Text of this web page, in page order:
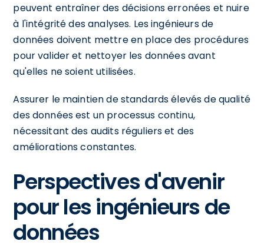
peuvent entraîner des décisions erronées et nuire
à l'intégrité des analyses. Les ingénieurs de
données doivent mettre en place des procédures
pour valider et nettoyer les données avant
qu'elles ne soient utilisées.
Assurer le maintien de standards élevés de qualité
des données est un processus continu,
nécessitant des audits réguliers et des
améliorations constantes.
Perspectives d'avenir
pour les ingénieurs de
données